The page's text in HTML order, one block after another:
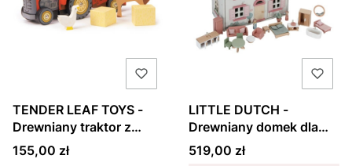
TENDER LEAF TOYS -
Drewniany traktor z
przyczepą
Cena
155,00 zł
LITTLE DUTCH -
Drewniany domek dla
lalek
Cena
519,00 zł